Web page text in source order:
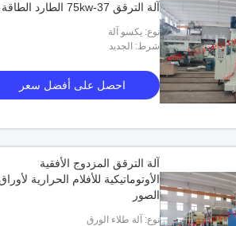
آلة الترقق 37-75kw الطارد الطاقة
نوع: يكسو آلة
شرط: الجديد
احصل على أفضل سعر
آلة الترقق المزدوج الأفقية
الأوتوماتيكية للأفلام الحرارية لأوراق
الصور
نوع: آلة طلاء الورق